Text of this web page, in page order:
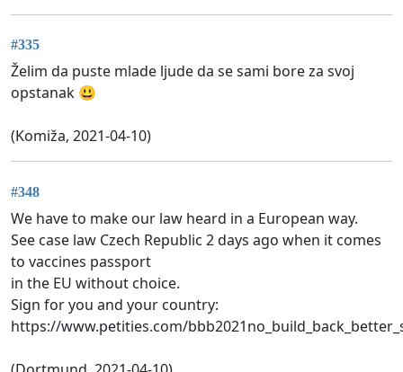
#335
Želim da puste mlade ljude da se sami bore za svoj
opstanak 😃
(Komiža, 2021-04-10)
#348
We have to make our law heard in a European way.
See case law Czech Republic 2 days ago when it comes
to vaccines passport
in the EU without choice.
Sign for you and your country:
https://www.petities.com/